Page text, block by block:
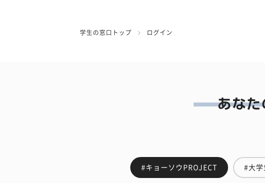
学生の窓口トップ ログイン
#キョーソウPROJECT #大学